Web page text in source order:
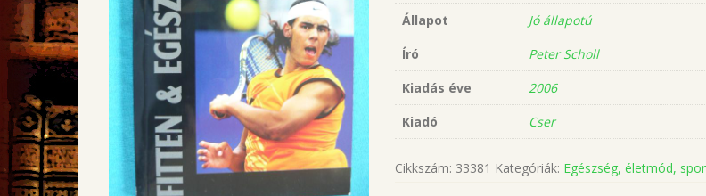
Állapot
Jó állapotú
Író
Peter Scholl
Kiadás éve
2006
Kiadó
Cser
Cikkszám: 33381 Kategóriák: Egészség, életmód,